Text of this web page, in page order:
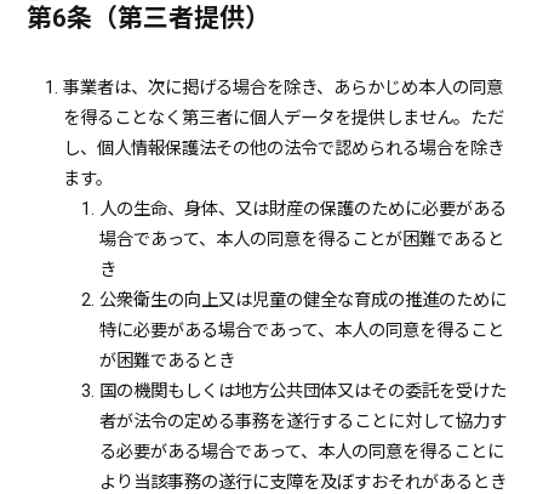
第6条（第三者提供）
事業者は、次に掲げる場合を除き、あらかじめ本人の同意
を得ることなく第三者に個人データを提供しません。ただ
し、個人情報保護法その他の法令で認められる場合を除き
ます。
人の生命、身体、又は財産の保護のために必要がある
場合であって、本人の同意を得ることが困難であると
き
公衆衛生の向上又は児童の健全な育成の推進のために
特に必要がある場合であって、本人の同意を得ること
が困難であるとき
国の機関もしくは地方公共団体又はその委託を受けた
者が法令の定める事務を遂行することに対して協力す
る必要がある場合であって、本人の同意を得ることに
より当該事務の遂行に支障を及ぼすおそれがあるとき